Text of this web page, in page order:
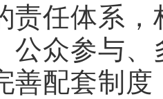
责任体系
公众参与
善配套制